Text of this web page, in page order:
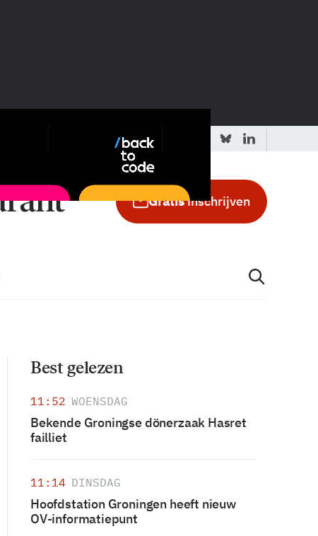
Adverteren in de GIC
Gratisinschrijven
Best gelezen
11:52 WOENSDAG
Bekende Groningse dönerzaak Hasret
failliet
11:14 DINSDAG
Hoofdstation Groningen heeft nieuw
OV-informatiepunt